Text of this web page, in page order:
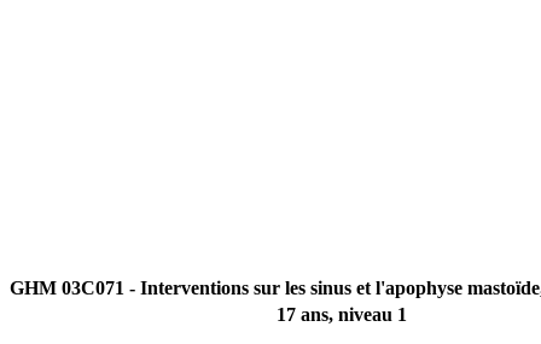
GHM 03C071 - Interventions sur les sinus et l'apophyse
17 ans, niveau 1